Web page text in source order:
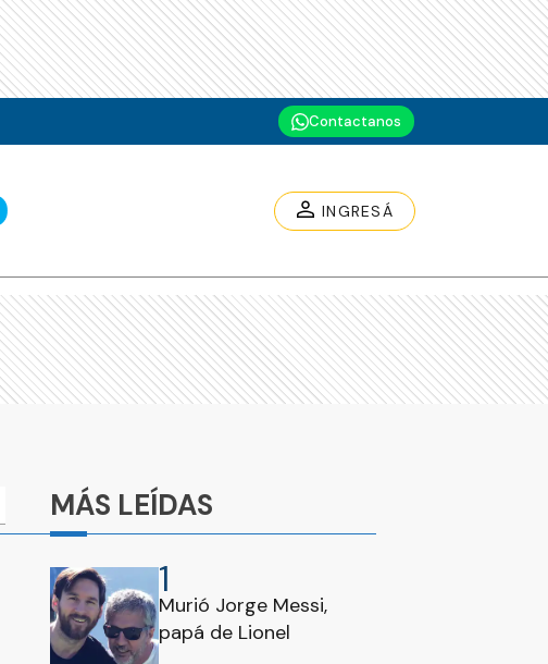
Contactanos
INGRESÁ
MÁS LEÍDAS
1
Murió Jorge Messi,
papá de Lionel